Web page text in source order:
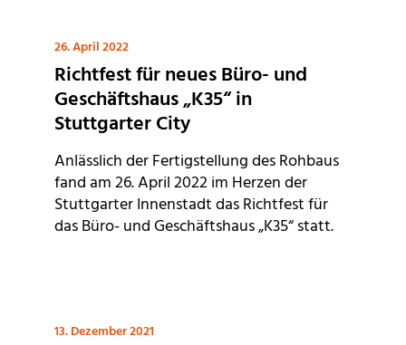
26. April 2022
Richtfest für neues Büro- und
Geschäftshaus „K35“ in
Stuttgarter City
Anlässlich der Fertigstellung des Rohbaus
fand am 26. April 2022 im Herzen der
Stuttgarter Innenstadt das Richtfest für
das Büro- und Geschäftshaus „K35“ statt.
13. Dezember 2021